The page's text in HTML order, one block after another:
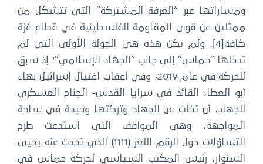
ومساراتها عبر “الغرفة المشتركة” التي تتشكّل من
ممثلين عن قوى المقاومة الفلسطينية في قطاع غزة
كافة[4]. ولم تكن هذه هي الجولة الأولى التي لم
تدخلها “حماس” إلى جانب “الجهاد الإسلامي”؛ إذ سبق
للحركة في عام 2019، وفي أعقاب اغتيال إسرائيل بهاء
أبو العطا، القائد في سرايا القدس- الجناح العسكري
للجهاد، أن تخلت عن الجهاد وتركتها وحيدة في ساحة
المواجهة، وهي المواقف التي استدعت طرح
التساؤلات حول الرقم اللغز (1111) الذي تحدث عنه يحيى
السنوار، رئيس المكتب السياسي لحركة حماس في